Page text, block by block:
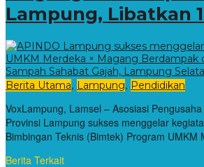
Lampung, Libatkan
Berita Utama, Lampung, Pendidikan
VoxLampung, Lamsel – Asosiasi
Provinsi Lampung sukses menggelar
Bimbingan Teknis (Bimtek) Program UMKM
Berita Terkait